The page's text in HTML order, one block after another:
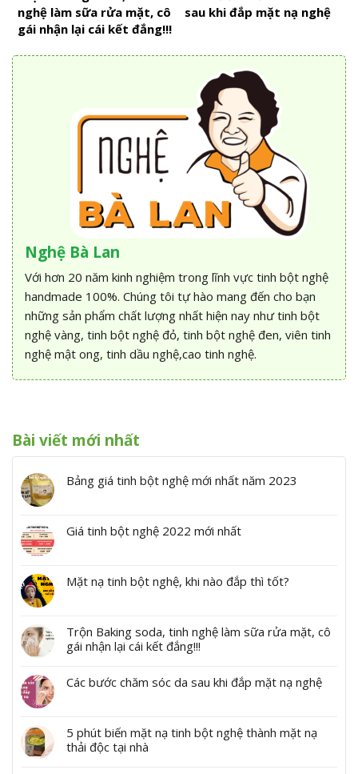
nghệ làm sữa rửa mặt, cô
gái nhận lại cái kết đắng!!!
sau khi đắp mặt nạ nghệ
Nghệ Bà Lan
Với hơn 20 năm kinh nghiệm trong lĩnh vực tinh bột nghệ
handmade 100%. Chúng tôi tự hào mang đến cho bạn
những sản phẩm chất lượng nhất hiện nay như tinh bột
nghệ vàng, tinh bột nghệ đỏ, tinh bột nghệ đen, viên tinh
nghệ mật ong, tinh dầu nghệ,cao tinh nghệ.
Bài viết mới nhất
Bảng giá tinh bột nghệ mới nhất năm 2023
Giá tinh bột nghệ 2022 mới nhất
Mặt nạ tinh bột nghệ, khi nào đắp thì tốt?
Trộn Baking soda, tinh nghệ làm sữa rửa mặt, cô
gái nhận lại cái kết đắng!!!
Các bước chăm sóc da sau khi đắp mặt nạ nghệ
5 phút biến mặt nạ tinh bột nghệ thành mặt nạ
thải độc tại nhà